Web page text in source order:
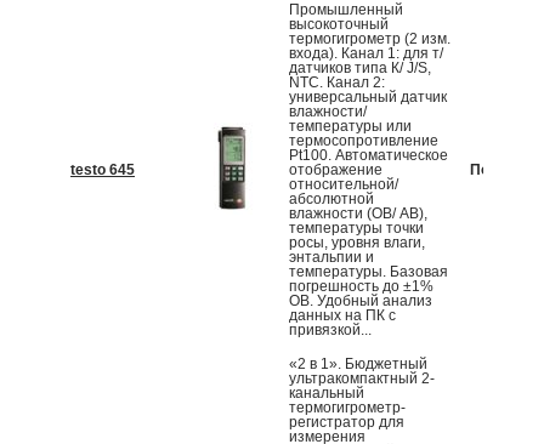
testo 645
Промышленный
высокоточный
термогигрометр (2 изм.
входа). Канал 1: для т/
датчиков типа К/ J/S,
NTC. Канал 2:
универсальный датчик
влажности/
температуры или
термосопротивление
Pt100. Автоматическое
отображение
относительной/
абсолютной
влажности (ОВ/ АВ),
температуры точки
росы, уровня влаги,
энтальпии и
температуры. Базовая
погрешность до ±1%
ОВ. Удобный анализ
данных на ПК с
привязкой...
По
«2 в 1». Бюджетный
ультракомпактный 2-
канальный
термогигрометр-
регистратор для
измерения